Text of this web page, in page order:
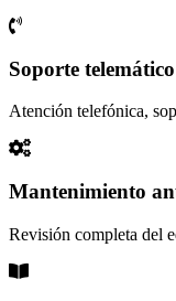
Soporte telemático
Atención telefónica,
Mantenimiento
Revisión completa del